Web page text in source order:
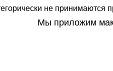
не принимаются
Мы приложим